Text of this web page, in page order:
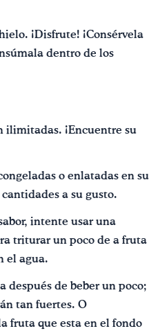
¡Disfrute! ¡Consérvela
dentro de los
ilimitadas. ¡Encuentre su
o enlatadas en su
a su gusto.
intente usar una
triturar un poco de a fruta
el agua.
después de beber un poco;
tan fuertes. O
fruta que esta en el fondo